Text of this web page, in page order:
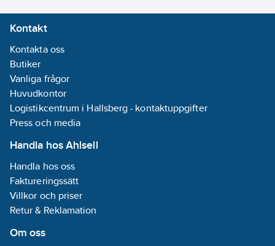
Artikelnummer: 408094
Lev.
artikelnr:
Materialklass
Kontakt
Kontakta oss
Butiker
Vanliga frågor
Huvudkontor
Logistikcentrum i Hallsberg - kontaktuppgifter
Press och media
Handla hos Ahlsell
Handla hos oss
Faktureringssätt
Villkor och priser
Retur & Reklamation
Om oss